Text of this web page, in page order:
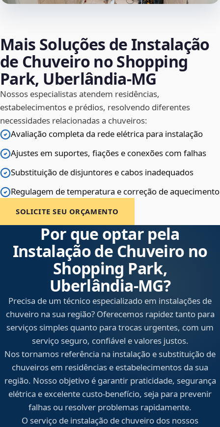
Mais Soluções de Instalação
de Chuveiro no Shopping
Park, Uberlândia‑MG
Nossos especialistas atendem residências,
estabelecimentos e prédios, resolvendo diferentes
necessidades relacionadas a chuveiros:
Avaliação completa da rede elétrica para instalação
Ajustes em suportes, fiações e conexões com falhas
Substituição de disjuntores e cabos inadequados
Regulagem de temperatura e correção de aquecimento
SOLICITE SEU ORÇAMENTO
Por que optar pela
Instalação de Chuveiro no
Shopping Park,
Uberlândia‑MG?
Precisa de um técnico especializado em instalações de
chuveiro na sua região? Oferecemos rapidez tanto para
serviços simples quanto para trocas urgentes, com um
serviço seguro, confiável e valores justos.
Nos tornamos referência na instalação e substituição de
chuveiros em residências e estabelecimentos da sua
região. Nosso objetivo é garantir praticidade, segurança
elétrica e excelente custo-benefício, seja para prevenir
falhas ou resolver problemas rapidamente.
O serviço de instalação de chuveiro dos nossos